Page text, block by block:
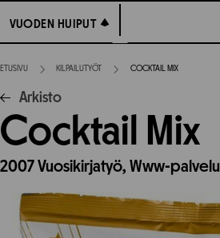
suoraan
sisältöön
VUODEN HUIPUT
VUODEN HUIPUT
ETUSIVU KILPAILUTYÖT COCKTAIL MIX
Arkisto
Cocktail Mix
2007Vuosikirjatyö, Www-palvelu